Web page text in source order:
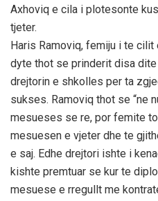
Axhoviq e cila i plotesonte
tjeter.
Haris Ramoviq, femiju i te
dyte thot se prinderit disa
drejtorin e shkolles per ta
sukses. Ramoviq thot se “ne
mesueses se re, por femite
mesuesen e vjeter dhe te
e saj. Edhe drejtori ishte i
kishte premtuar se kur te
mesuese e rregullt me